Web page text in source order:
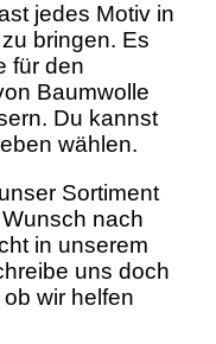
jedes Motiv in
bringen. Es
für den
Baumwolle
Du kannst
wählen.
Sortiment
nach
in unserem
uns doch
wir helfen